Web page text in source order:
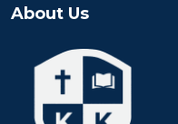
About Us